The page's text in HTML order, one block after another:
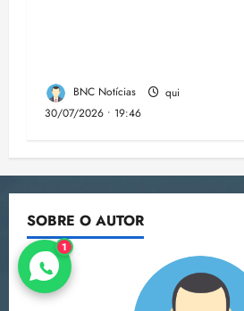
BNC Notícias
qui
30/07/2026 • 19:46
SOBRE O AUTOR
1